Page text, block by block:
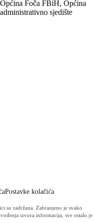
potpisivanje ugovora čija